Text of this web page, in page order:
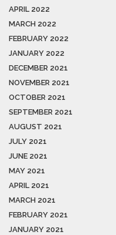
APRIL 2022
MARCH 2022
FEBRUARY 2022
JANUARY 2022
DECEMBER 2021
NOVEMBER 2021
OCTOBER 2021
SEPTEMBER 2021
AUGUST 2021
JULY 2021
JUNE 2021
MAY 2021
APRIL 2021
MARCH 2021
FEBRUARY 2021
JANUARY 2021